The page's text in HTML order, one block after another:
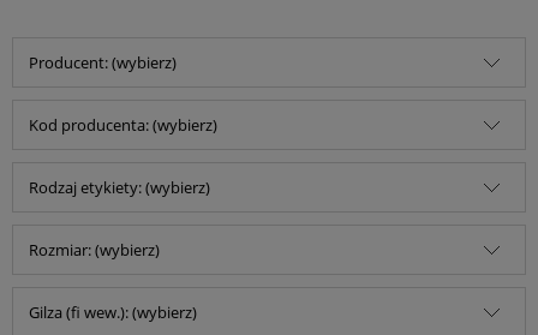
Producent: (wybierz)
Kod producenta: (wybierz)
Rodzaj etykiety: (wybierz)
Rozmiar: (wybierz)
Gilza (fi wew.): (wybierz)